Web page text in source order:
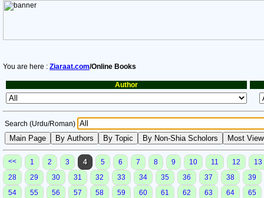
You are here : Ziaraat.com/Online Books
Author
Search (Urdu/Roman)
<< 1 2 3 4 5 6 7 8 9 10 11 12
13
28
29 30 31 32 33 34 35 36 37 38
39
54
55 56 57 58 59 60 61 62 63 64
65